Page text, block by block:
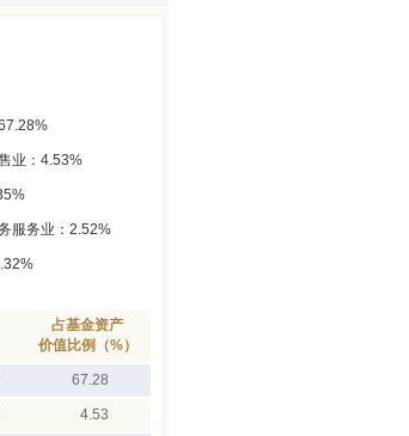
占基金资产
价值比例（%）
67.28
4.53